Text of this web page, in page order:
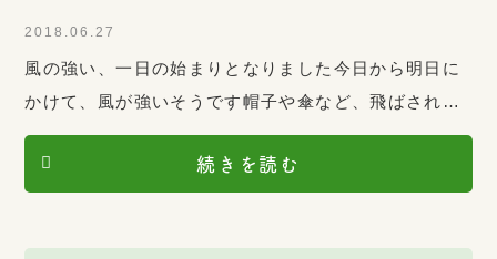
2018.06.27
風の強い、一日の始まりとなりました今日から明日に
かけて、風が強いそうです帽子や傘など、飛ばされな
いように注意して水分も忘れずに、取ってくだいね
続きを読む